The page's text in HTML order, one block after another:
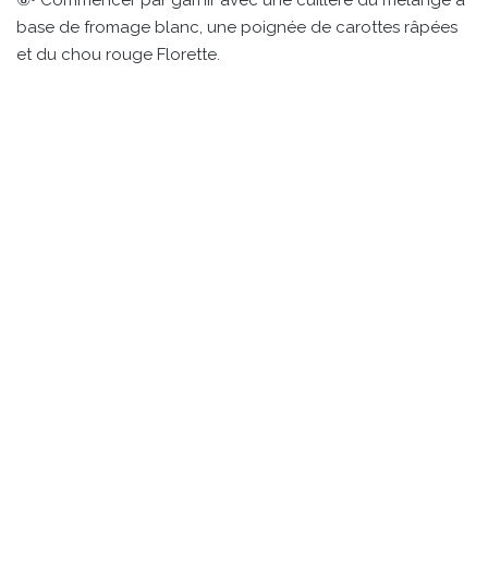
base de fromage blanc, une poignée de carottes râpées
et du chou rouge Florette.